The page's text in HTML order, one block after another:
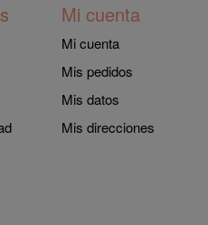
Mi cuenta
Mi cuenta
Mis pedidos
Mis datos
Mis direcciones